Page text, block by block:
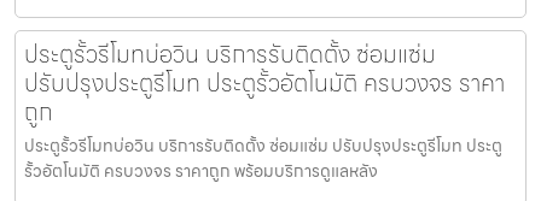
ประตูรั้วรีโมทบ่อวิน บริการรับติดตั้ง ซ่อมแซ่ม
ปรับปรุงประตูรีโมท ประตูรั้วอัตโนมัติ ครบวงจร ราคา
ถูก
ประตูรั้วรีโมทบ่อวิน บริการรับติดตั้ง ซ่อมแซ่ม ปรับปรุงประตูรีโมท ประตู
รั้วอัตโนมัติ ครบวงจร ราคาถูก พร้อมบริการดูแลหลัง